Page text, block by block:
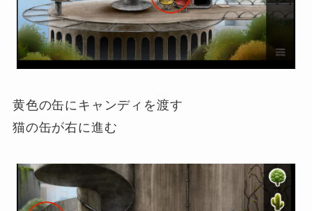
黄色の缶にキャンディを渡す
猫の缶が右に進む